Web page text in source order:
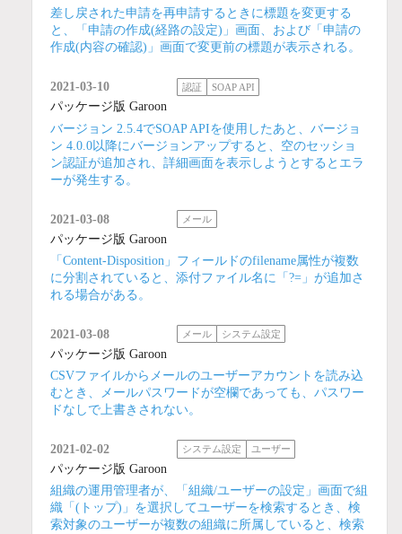
差し戻された申請を再申請するときに標題を変更する
と、「申請の作成(経路の設定)」画面、および「申請の
作成(内容の確認)」画面で変更前の標題が表示される。
2021-03-10 認証 SOAP API
パッケージ版 Garoon
バージョン 2.5.4でSOAP APIを使用したあと、バージョ
ン 4.0.0以降にバージョンアップすると、空のセッショ
ン認証が追加され、詳細画面を表示しようとするとエラ
ーが発生する。
2021-03-08 メール
パッケージ版 Garoon
「Content-Disposition」フィールドのfilename属性が複数
に分割されていると、添付ファイル名に「?=」が追加さ
れる場合がある。
2021-03-08 メール システム設定
パッケージ版 Garoon
CSVファイルからメールのユーザーアカウントを読み込
むとき、メールパスワードが空欄であっても、パスワー
ドなしで上書きされない。
2021-02-02 システム設定 ユーザー
パッケージ版 Garoon
組織の運用管理者が、「組織/ユーザーの設定」画面で組
織「(トップ)」を選択してユーザーを検索するとき、検
索対象のユーザーが複数の組織に所属していると、検索